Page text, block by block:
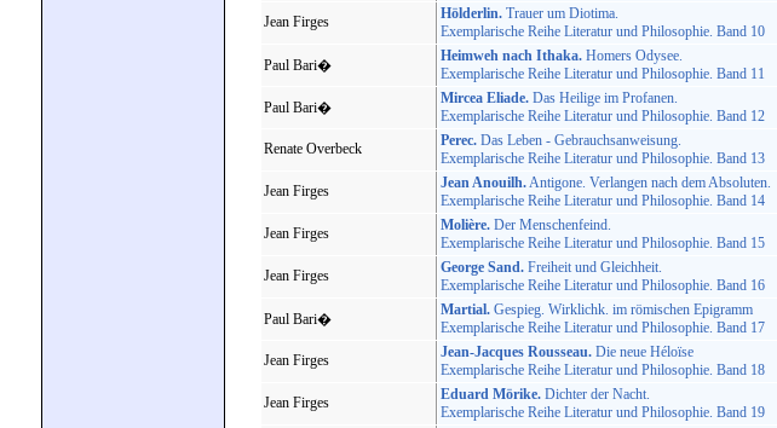
Jean Firges Hölderlin.Trauer um Diotima.
Exemplarische Reihe Literatur und Philosophie. Band 10
Paul Bari�
Heimweh nach Ithaka.Homers Odysee.
Exemplarische Reihe Literatur und Philosophie. Band 11
Paul Bari�
Mircea Eliade.Das Heilige im Profanen.
Exemplarische Reihe Literatur und Philosophie. Band 12
Renate Overbeck Perec.Das Leben - Gebrauchsanweisung.
Exemplarische Reihe Literatur und Philosophie. Band 13
Jean Firges Jean Anouilh.Antigone. Verlangen nach dem Absoluten.
Exemplarische Reihe Literatur und Philosophie. Band 14
Jean Firges Molière.Der Menschenfeind.
Exemplarische Reihe Literatur und Philosophie. Band 15
Jean Firges George Sand.Freiheit und Gleichheit.
Exemplarische Reihe Literatur und Philosophie. Band 16
Paul Bari�
Martial.Gespieg. Wirklichk. im römischen Epigramm
Exemplarische Reihe Literatur und Philosophie. Band 17
Jean Firges Jean-Jacques Rousseau.Die neue Héloïse
Exemplarische Reihe Literatur und Philosophie. Band 18
Jean Firges Eduard Mörike.Dichter der Nacht.
Exemplarische Reihe Literatur und Philosophie. Band 19